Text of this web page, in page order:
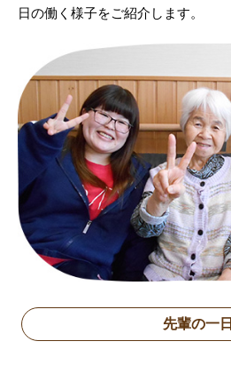
日の働く様子をご紹介します。
先輩の一日